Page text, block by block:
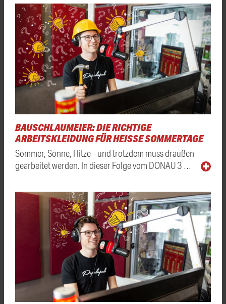
BAUSCHLAUMEIER: DIE RICHTIGE
ARBEITSKLEIDUNG FÜR HEISSE SOMMERTAGE
Sommer, Sonne, Hitze – und trotzdem muss draußen
gearbeitet werden. In dieser Folge vom DONAU 3 …